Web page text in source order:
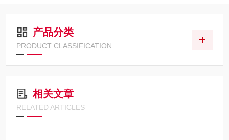
产品分类
PRODUCT CLASSIFICATION
相关文章
RELATED ARTICLES